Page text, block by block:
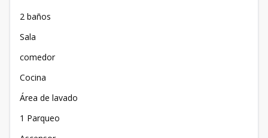
2 baños
Sala
comedor
Cocina
Área de lavado
1 Parqueo